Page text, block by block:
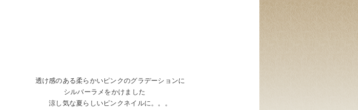
透け感のある柔らかいピンクのグラデーションに
シルバーラメをかけました
涼し気な夏らしいピンクネイルに。。。